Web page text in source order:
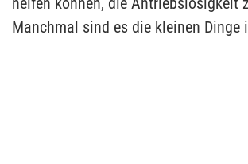
Manchmal sind es die kleinen Dinge